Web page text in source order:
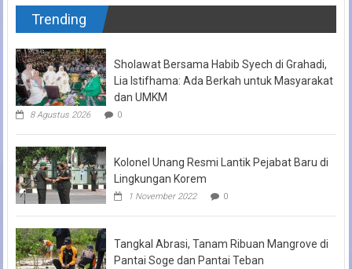
Trending
Sholawat Bersama Habib Syech di Grahadi,
Lia Istifhama: Ada Berkah untuk Masyarakat
dan UMKM
8 Agustus 2026 0
Kolonel Unang Resmi Lantik Pejabat Baru di
Lingkungan Korem
1 November 2022 0
Tangkal Abrasi, Tanam Ribuan Mangrove di
Pantai Soge dan Pantai Teban